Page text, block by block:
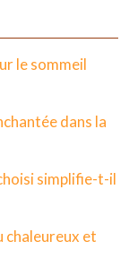
le sommeil
dans la
simplifie-t-il
chaleureux et